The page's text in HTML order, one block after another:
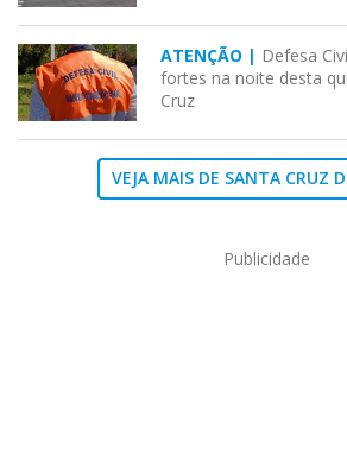
ATENÇÃO | Defesa
fortes na noite desta
Cruz
VEJA MAIS DE SANTA CRUZ
Publicidade